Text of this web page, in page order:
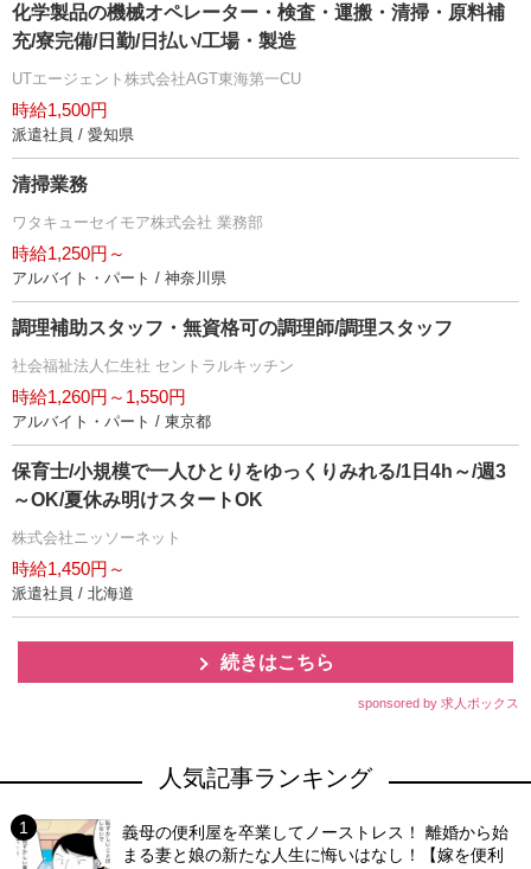
化学製品の機械オペレーター・検査・運搬・清掃・原料補
充/寮完備/日勤/日払い/工場・製造
UTエージェント株式会社AGT東海第一CU
時給1,500円
派遣社員 / 愛知県
清掃業務
ワタキューセイモア株式会社 業務部
時給1,250円～
アルバイト・パート / 神奈川県
調理補助スタッフ・無資格可の調理師/調理スタッフ
社会福祉法人仁生社 セントラルキッチン
時給1,260円～1,550円
アルバイト・パート / 東京都
保育士/小規模で一人ひとりをゆっくりみれる/1日4h～/週3
～OK/夏休み明けスタートOK
株式会社ニッソーネット
時給1,450円～
派遣社員 / 北海道
続きはこちら
sponsored by 求人ボックス
人気記事ランキング
義母の便利屋を卒業してノーストレス！ 離婚から始
まる妻と娘の新たな人生に悔いはなし！【嫁を便利